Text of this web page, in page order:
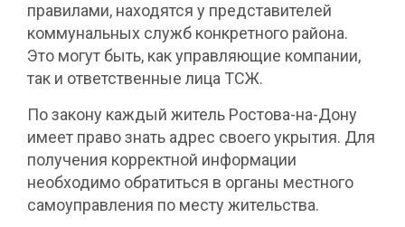
правилами, находятся у представителей
коммунальных служб конкретного района.
Это могут быть, как управляющие компании,
так и ответственные лица ТСЖ.
По закону каждый житель Ростова-на-Дону
имеет право знать адрес своего укрытия. Для
получения корректной информации
необходимо обратиться в органы местного
самоуправления по месту жительства.